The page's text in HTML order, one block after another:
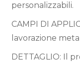
personalizzabili.
CAMPI DI
lavorazione
DETTAGLIO: Il